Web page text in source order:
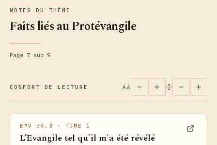
NOTES DU THÈME
Faits liés au Protévangile
Page 7 sur 9
CONFORT DE LECTURE AA
EMV 34.3 · TOME 1
L’Evangile tel qu'il m'a été révélé